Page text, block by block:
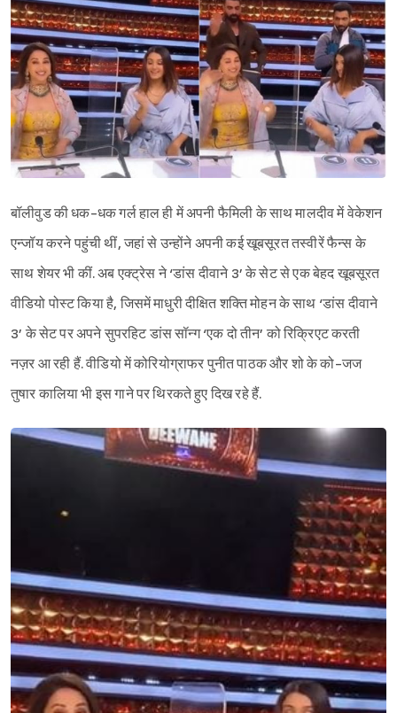
बॉलीवुड की धक-धक गर्ल हाल ही में अपनी फैमिली के साथ मालदीव में वेकेशन
एन्जॉय करने पहुंची थीं, जहां से उन्होंने अपनी कई खूबसूरत तस्वीरें फैन्स के
साथ शेयर भी कीं. अब एक्ट्रेस ने ‘डांस दीवाने 3’ के सेट से एक बेहद खूबसूरत
वीडियो पोस्ट किया है, जिसमें माधुरी दीक्षित शक्ति मोहन के साथ ‘डांस दीवाने
3’ के सेट पर अपने सुपरहिट डांस सॉन्ग ‘एक दो तीन’ को रिक्रिएट करती
नज़र आ रही हैं. वीडियो में कोरियोग्राफर पुनीत पाठक और शो के को-जज
तुषार कालिया भी इस गाने पर थिरकते हुए दिख रहे हैं.